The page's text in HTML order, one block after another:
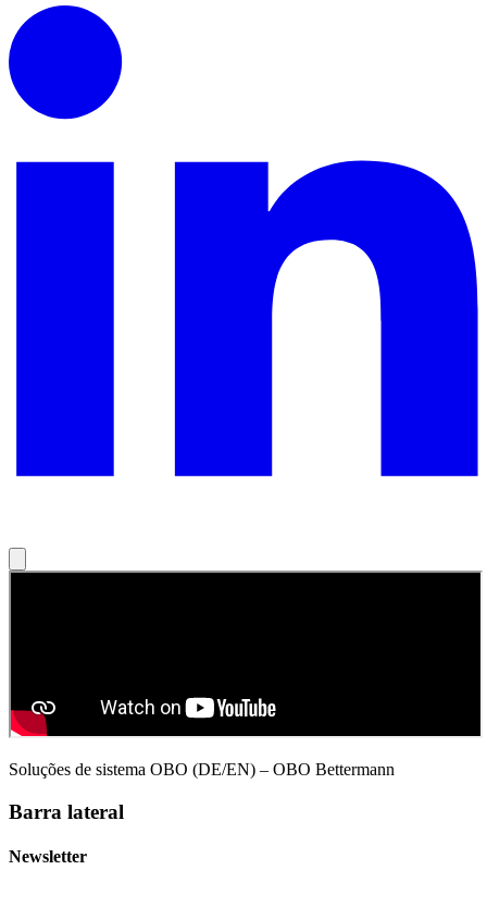
Soluções de sistema OBO (DE/EN) – OBO Bettermann
Barra lateral
Newsletter